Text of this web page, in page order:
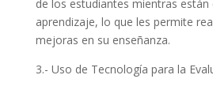
de los estudiantes mientras están
aprendizaje, lo que les permite
mejoras en su enseñanza.
3.- Uso de Tecnología para la